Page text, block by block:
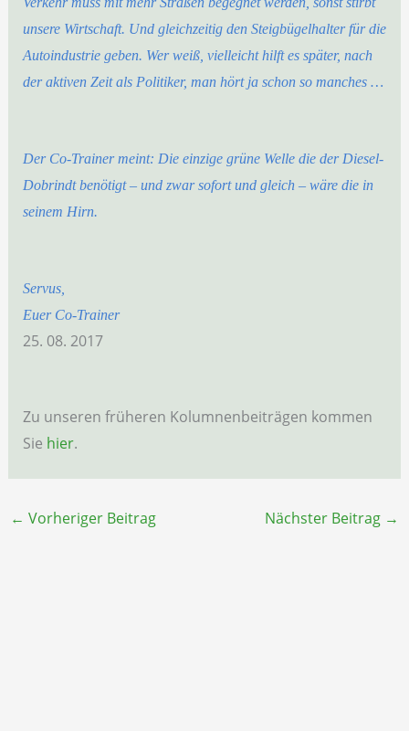
unsere Wirtschaft. Und gleichzeitig den Steigbügelhalter für die
Autoindustrie geben. Wer weiß, vielleicht hilft es später, nach
der aktiven Zeit als Politiker, man hört ja schon so manches …
Der Co-Trainer meint: Die einzige grüne Welle die der Diesel-
Dobrindt benötigt – und zwar sofort und gleich – wäre die in
seinem Hirn.
Servus,
Euer Co-Trainer
25. 08. 2017
Zu unseren früheren Kolumnenbeiträgen kommen
Sie hier.
← Vorheriger Beitrag Nächster Beitrag →